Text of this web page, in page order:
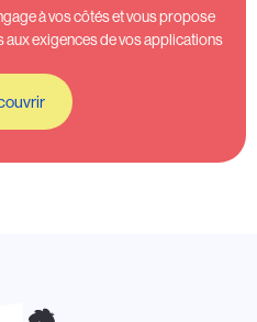
à vos côtés et vous propose
exigences de vos applications